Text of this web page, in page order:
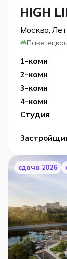
HIGH
Москва,
Павелецкая
1-комн
2-комн
3-комн
4-комн
Студия
cдача 2026